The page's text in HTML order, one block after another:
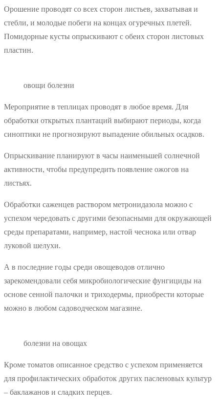
Орошение проводят со всех сторон листьев, захватывая и
стебли, и молодые побеги на концах огуречных плетей.
Помидорные кусты опрыскивают с обеих сторон листовых
пластин.
овощи болезни
Мероприятие в теплицах проводят в любое время. Для
обработки открытых плантаций выбирают периоды, когда
синоптики не прогнозируют выпадение обильных осадков.
Опрыскивание планируют в часы наименьшей солнечной
активности, чтобы предупредить появление ожогов на
листьях.
Обработки саженцев раствором метронидазола можно с
успехом чередовать с другими безопасными для окружающей
среды препаратами, например, настой чеснока или отвар
луковой шелухи.
А в последние годы среди овощеводов отлично
зарекомендовали себя микробиологические фунгициды на
основе сенной палочки и триходермы, приобрести которые
можно в любом садоводческом магазине.
болезни на овощах
Кроме томатов описанное средство с успехом применяется
для профилактических обработок других пасленовых культур
– баклажанов и сладких перцев.